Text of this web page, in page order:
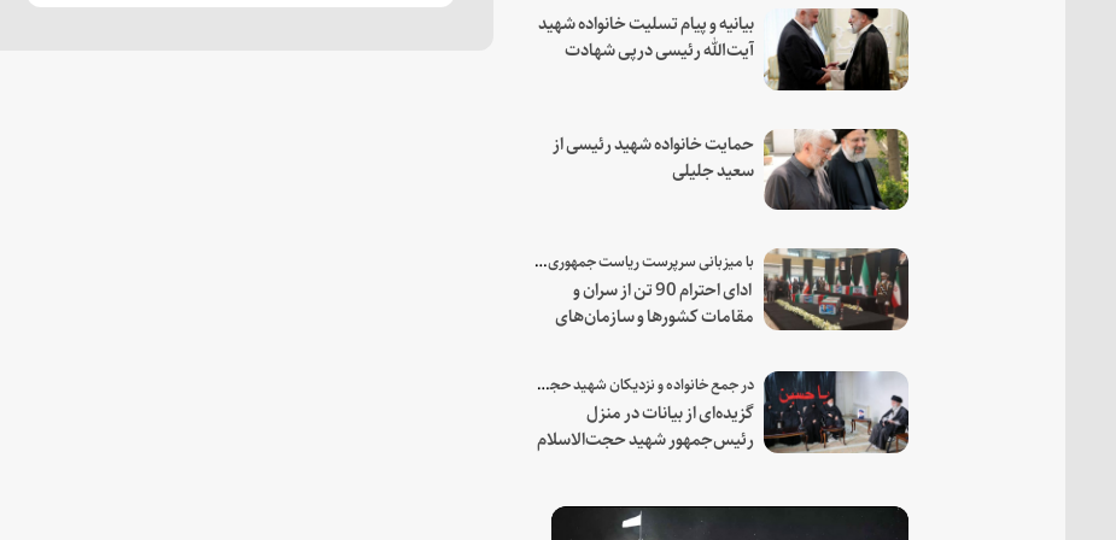
بیانیه و پیام تسلیت خانواده شهید
آیت‌الله رئیسی درپی شهادت
حمایت خانواده شهید رئیسی از
سعید جلیلی
با میزبانی سرپرست ریاست جمهوری صورت گرفت؛
ادای احترام 90 تن از سران و
مقامات کشورها و سازمان‌های
در جمع خانواده و نزدیکان شهید حجت‌الاسلام‌والمسلمین رئیسی:
گزیده‌ای از بیانات در منزل
رئیس‌جمهور شهید حجت‌الاسلام